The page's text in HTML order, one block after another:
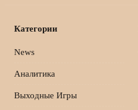
Категории
News
Аналитика
Выходные Игры